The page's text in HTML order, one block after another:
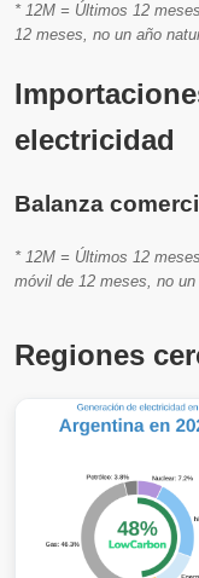
* 12M = Últimos 12
12 meses, no un año
electricidad
Balanza
* 12M = Últimos 12
móvil de 12 meses, no un
Regiones